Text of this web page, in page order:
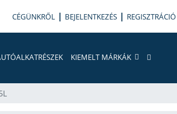
CÉGÜNKRŐL BEJELENTKEZÉS REGISZTRÁCIÓ
KIEMELT MÁRKÁK